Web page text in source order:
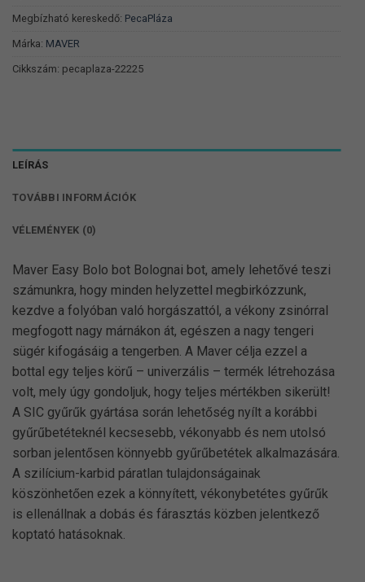
Megbízható kereskedő: PecaPláza
Márka: MAVER
Cikkszám: pecaplaza-22225
LEÍRÁS
TOVÁBBI INFORMÁCIÓK
VÉLEMÉNYEK (0)
Maver Easy Bolo bot Bolognai bot, amely lehetővé teszi
számunkra, hogy minden helyzettel megbirkózzunk,
kezdve a folyóban való horgászattól, a vékony zsinórral
megfogott nagy márnákon át, egészen a nagy tengeri
sügér kifogásáig a tengerben. A Maver célja ezzel a
bottal egy teljes körű – univerzális – termék létrehozása
volt, mely úgy gondoljuk, hogy teljes mértékben sikerült!
A SIC gyűrűk gyártása során lehetőség nyílt a korábbi
gyűrűbetéteknél kecsesebb, vékonyabb és nem utolsó
sorban jelentősen könnyebb gyűrűbetétek alkalmazására.
A szilícium-karbid páratlan tulajdonságainak
köszönhetően ezek a könnyített, vékonybetétes gyűrűk
is ellenállnak a dobás és fárasztás közben jelentkező
koptató hatásoknak.